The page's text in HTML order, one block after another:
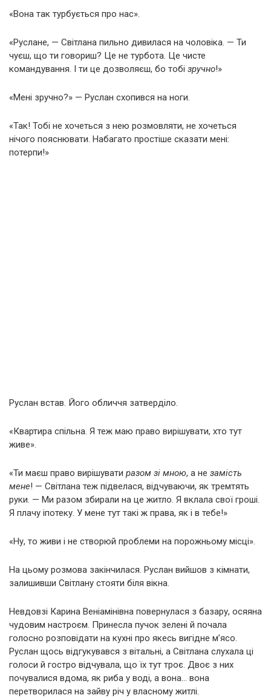
«Вона так турбується про нас».
«Руслане, — Світлана пильно дивилася на чоловіка. — Ти
чуєш, що ти говориш? Це не турбота. Це чисте
командування. І ти це дозволяєш, бо тобі зручно!»
«Мені зручно?» — Руслан схопився на ноги.
«Так! Тобі не хочеться з нею розмовляти, не хочеться
нічого пояснювати. Набагато простіше сказати мені:
потерпи!»
Руслан встав. Його обличчя затверділо.
«Квартира спільна. Я теж маю право вирішувати, хто тут
живе».
«Ти маєш право вирішувати разом зі мною, а не замість
мене! — Світлана теж підвелася, відчуваючи, як тремтять
руки. — Ми разом збирали на це житло. Я вклала свої гроші.
Я плачу іпотеку. У мене тут такі ж права, як і в тебе!»
«Ну, то живи і не створюй проблеми на порожньому місці».
На цьому розмова закінчилася. Руслан вийшов з кімнати,
залишивши Світлану стояти біля вікна.
Невдовзі Карина Веніамінівна повернулася з базару, осяяна
чудовим настроєм. Принесла пучок зелені й почала
голосно розповідати на кухні про якесь вигідне м’ясо.
Руслан щось відгукувався з вітальні, а Світлана слухала ці
голоси й гостро відчувала, що їх тут троє. Двоє з них
почувалися вдома, як риба у воді, а вона… вона
перетворилася на зайву річ у власному житлі.